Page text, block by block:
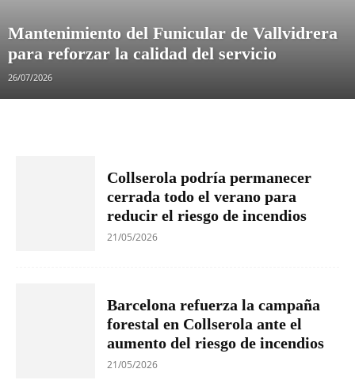
Mantenimiento del Funicular de Vallvidrera
para reforzar la calidad del servicio
26/07/2026
Collserola podría permanecer
cerrada todo el verano para
reducir el riesgo de incendios
21/05/2026
Barcelona refuerza la campaña
forestal en Collserola ante el
aumento del riesgo de incendios
21/05/2026